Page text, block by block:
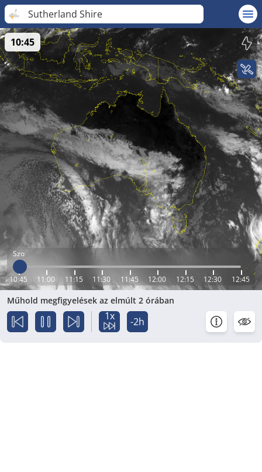
Sutherland Shire
Szo
10:45 11:00 11:15 11:30 11:45 12:00 12:15 12:30 12:45
10:45
Műhold megfigyelések az elmúlt 2 órában
1x -2h